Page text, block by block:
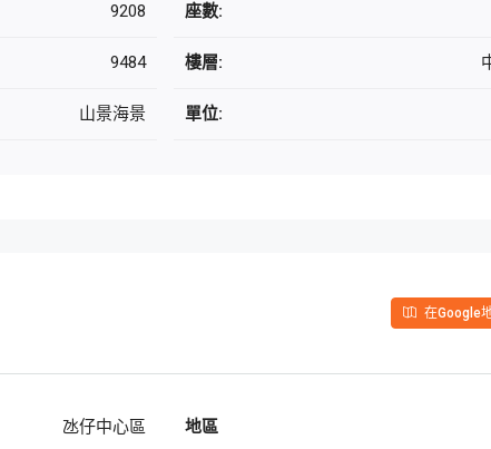
9208
9484
山景海景
座數:
樓層:
單位:
在Google
氹仔中心區 地區